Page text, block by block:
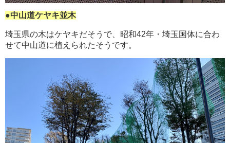
●中山道ケヤキ並木
埼玉県の木はケヤキだそうで、昭和42年・埼玉国体に合わ
せて中山道に植えられたそうです。